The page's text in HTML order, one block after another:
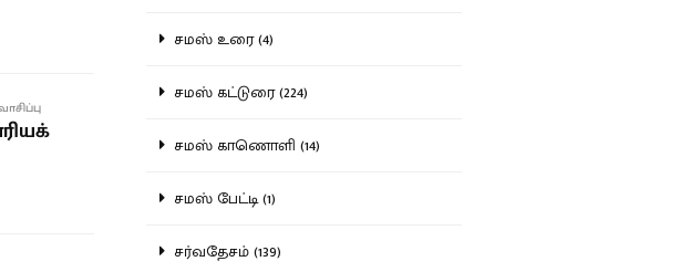
சமஸ் உரை (4)
சமஸ் கட்டுரை (224)
சமஸ் காணொளி (14)
சமஸ் பேட்டி (1)
சர்வதேசம் (139)